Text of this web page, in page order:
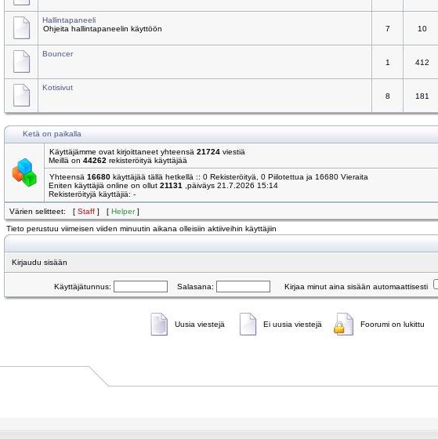
Hallintapaneeli
Ohjeita hallintapaneelin käyttöön
7 10
Bouncer
1
412
Kotisivut
8
181
Ketä on paikalla
Käyttäjämme ovat kirjoittaneet yhteensä 21724 viestiä
Meillä on 44262 rekisteröityä käyttäjää
Yhteensä 16680 käyttäjää tällä hetkellä :: 0 Rekisteröityä, 0 Piilotettua ja 16680 Vieraita
Eniten käyttäjiä online on ollut 21131
,päiväys 21.7.2026 15:14
Rekisteröityjä käyttäjiä: -
Värien selitteet: [ Staff ] [ Helper]
Tieto perustuu viimeisen viiden minuutin aikana olleisiin aktiiveihin käyttäjiin
Kirjaudu sisään
Käyttäjätunnus: Salasana: Kirjaa minut aina sisään automaattisesti
Uusia viestejä Ei uusia viestejä Foorumi on lukittu